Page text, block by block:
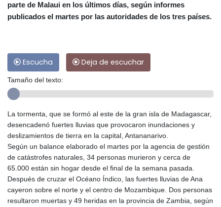
parte de Malaui en los últimos días, según informes
publicados el martes por las autoridades de los tres países.
Escucha Deja de escuchar
Tamaño del texto:
La tormenta, que se formó al este de la gran isla de Madagascar,
desencadenó fuertes lluvias que provocaron inundaciones y
deslizamientos de tierra en la capital, Antananarivo.
Según un balance elaborado el martes por la agencia de gestión
de catástrofes naturales, 34 personas murieron y cerca de
65.000 están sin hogar desde el final de la semana pasada.
Después de cruzar el Océano Índico, las fuertes lluvias de Ana
cayeron sobre el norte y el centro de Mozambique. Dos personas
resultaron muertas y 49 heridas en la provincia de Zambia, según